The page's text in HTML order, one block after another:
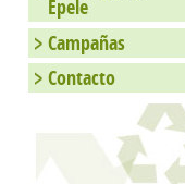
Epele
Campañas
Contacto